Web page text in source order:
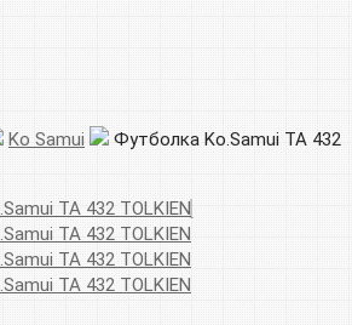
Ko Samui
Футболка Ko.Samui TA 432